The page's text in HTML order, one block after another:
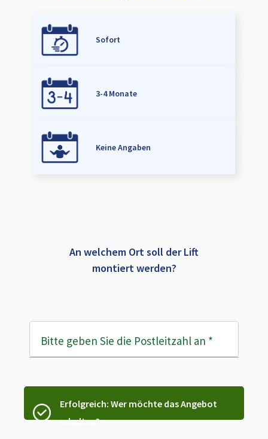
Sofort
3-4 Monate
Keine Angaben
An welchem Ort soll der Lift
montiert werden?
Bitte geben Sie die Postleitzahl an *
Erfolgreich: Wer möchte das Angebot
erhalten?